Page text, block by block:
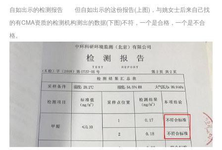
自如出示的检测报告 但自如出示的这份报告(上图)，与姚女士后来自己找
的有CMA资质的检测机构测出的数据(下图)不符，一个是合格，一个是不合
格。